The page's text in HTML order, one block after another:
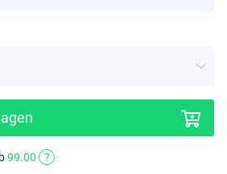
99.00
?